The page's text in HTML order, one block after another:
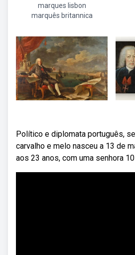
marques lisbon
marquês britannica
Político e diplomata português,
carvalho e melo nasceu a 13 de
aos 23 anos, com uma senhora